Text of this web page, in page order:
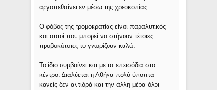
αργοπεθαίνει εν μέσω της χρεοκοπίας.
Ο φόβος της τρομοκρατίας είναι παραλυτικός
και αυτοί που μπορεί να στήνουν τέτοιες
προβοκάτσιες το γνωρίζουν καλά.
Το ίδιο συμβαίνει και με τα επεισόδια στο
κέντρο. Διαλύεται η Αθήνα πολύ ύποπτα,
κανείς δεν αντιδρά και την άλλη μέρα όλοι